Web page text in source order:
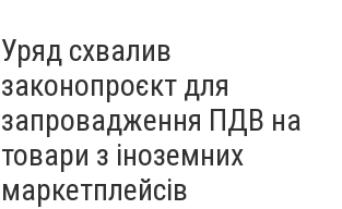
Уряд схвалив
законопроєкт для
запровадження ПДВ на
товари з іноземних
маркетплейсів